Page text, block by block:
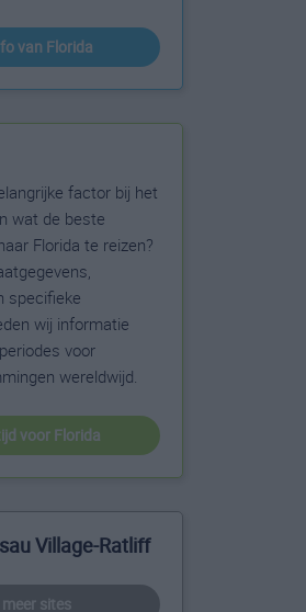
van Florida
factor bij het
wat de beste
Florida te reizen?
specifieke
wij informatie
voor
wereldwijd.
voor Florida
Village-Ratliff
sites